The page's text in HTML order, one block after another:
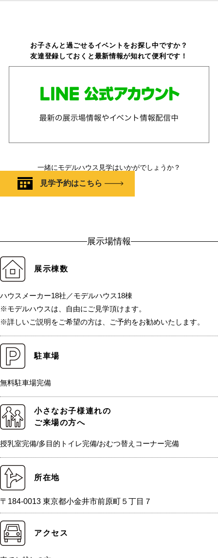
お子さんと過ごせるイベントをお探し中ですか？
友達登録しておくと最新情報が知れて便利です！
一緒にモデルハウス見学はいかがでしょうか？
見学予約はこちら
展示場情報
展示棟数
ハウスメーカー18社／モデルハウス18棟
※モデルハウスは、自由にご見学頂けます。
※詳しいご説明をご希望の方は、ご予約をお勧めいたします。
駐車場
無料駐車場完備
小さなお子様連れの
ご来場の方へ
授乳室完備/多目的トイレ完備/おむつ替えコーナー完備
所在地
〒184-0013 東京都小金井市前原町５丁目７
アクセス